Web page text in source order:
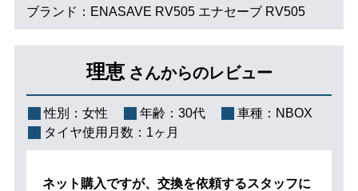
ブランド：ENASAVE RV505 エナセーブ RV505
理恵 さんからのレビュー
性別： 女性 年齢： 30代 車種： NBOX
タイヤ使用月数： 1ヶ月
ネット購入ですが、交換を依頼するスタッフに